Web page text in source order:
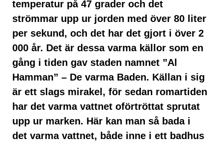
temperatur på 47 grader och det
strömmar upp ur jorden med över 80 liter
per sekund, och det har det gjort i över 2
000 år. Det är dessa varma källor som en
gång i tiden gav staden namnet ”Al
Hamman” – De varma Baden. Källan i sig
är ett slags mirakel, för sedan romartiden
har det varma vattnet oförtröttat sprutat
upp ur marken. Här kan man så bada i
det varma vattnet, både inne i ett badhus